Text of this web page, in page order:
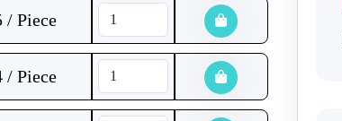
/ Piece
/ Piece